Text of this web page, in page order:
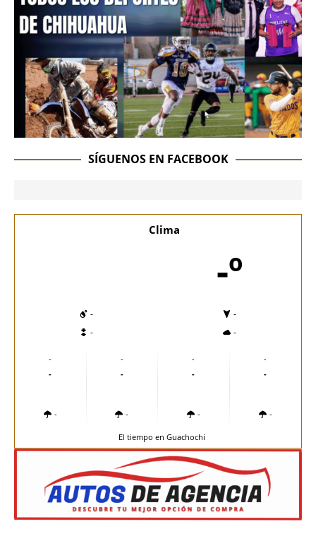
SÍGUENOS EN FACEBOOK
Clima
-º
-
-
-
-
-
-
-
-
-
-
-
-
-
-
-
-
El tiempo en Guachochi